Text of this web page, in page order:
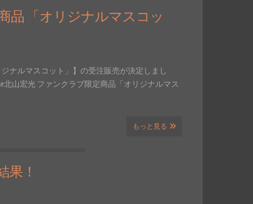
品 「オリジナルマスコッ
ナルマスコット」】の受注販売が決定しまし
山宏光 ファンクラブ限定商品「オリジナルマス
もっと見る
果！